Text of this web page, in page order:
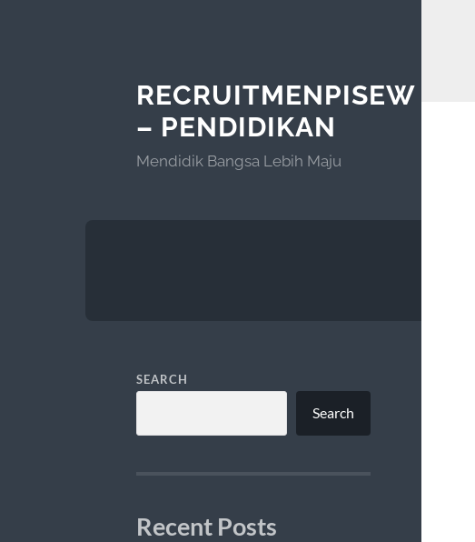
RECRUITMENPISEW
– PENDIDIKAN
Mendidik Bangsa Lebih Maju
SEARCH
Search
Recent Posts